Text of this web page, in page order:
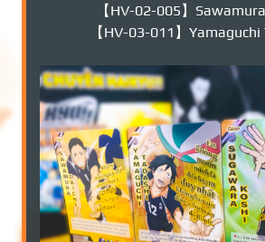
【HV-02-005】
【HV-03-011】